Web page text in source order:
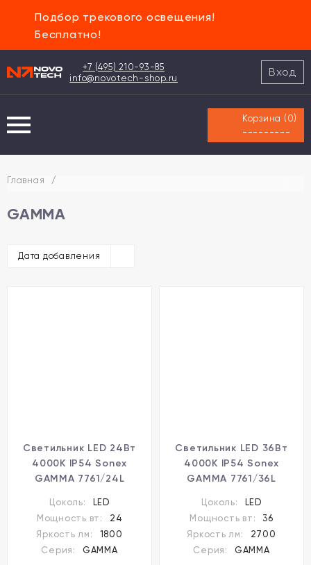
Подбор трекового освещения!
Бесплатно!
+7 (495) 210-93-85
info@novotech-shop.ru
Вход
Корзина ( 0)
---------
Главная /
GAMMA
Дата добавления
Светильник LED 24Вт
4000K IP54 Sonex
GAMMA 7761/24L
Цоколь:
LED
Мощность вт:
24
Яркость лм:
1800
Серия:
GAMMA
Светильник LED 36Вт
4000K IP54 Sonex
GAMMA 7761/36L
Цоколь:
LED
Мощность вт:
36
Яркость лм:
2700
Серия:
GAMMA